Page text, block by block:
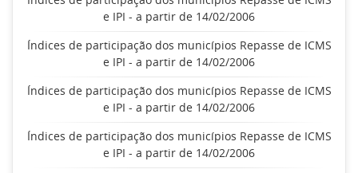
e IPI - a partir de 14/02/2006
Índices de participação dos municípios Repasse de ICMS
e IPI - a partir de 14/02/2006
Índices de participação dos municípios Repasse de ICMS
e IPI - a partir de 14/02/2006
Índices de participação dos municípios Repasse de ICMS
e IPI - a partir de 14/02/2006